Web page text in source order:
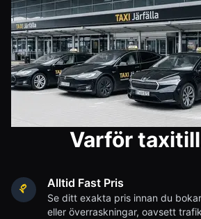
Varför
Alltid Fast Pris
Se ditt exakta pris innan du
eller överraskningar, oavsett